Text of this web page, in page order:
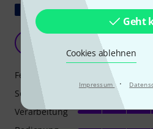
Geht
Cookies ablehnen
Impressum ·
Original zeigen
Ein toller Vorverstärker
beckophone
Features
Sound
Verarbeitung